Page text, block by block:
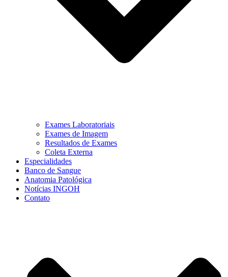
Exames Laboratoriais
Exames de Imagem
Resultados de Exames
Coleta Externa
Especialidades
Banco de Sangue
Anatomia Patológica
Notícias INGOH
Contato